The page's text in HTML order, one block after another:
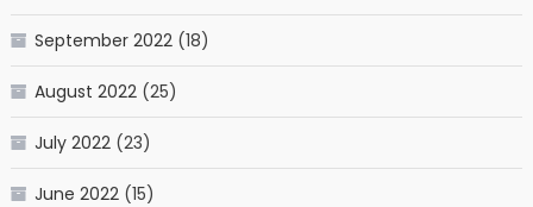
September 2022(18)
August 2022(25)
July 2022(23)
June 2022(15)